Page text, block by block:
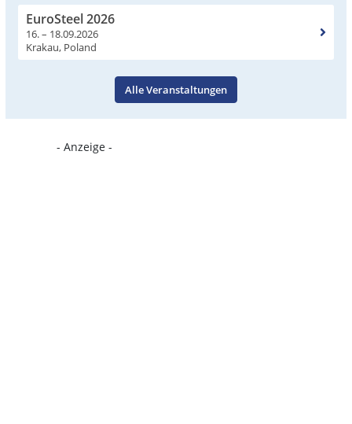
EuroSteel 2026
16. – 18.09.2026
Krakau, Poland
Alle Veranstaltungen
- Anzeige -